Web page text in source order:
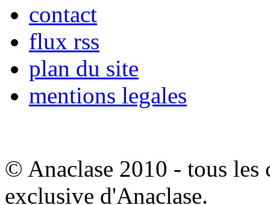
contact
flux rss
plan du site
mentions legales
© Anaclase 2010 - tous les
exclusive d'Anaclase.